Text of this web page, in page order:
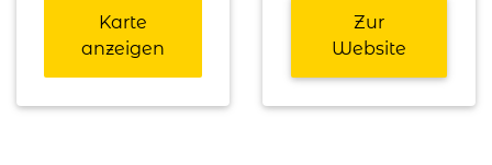
Karte
anzeigen
Zur
Website